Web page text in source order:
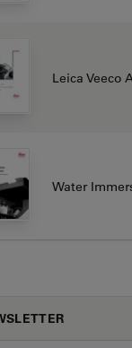
Leica Veeco
Water